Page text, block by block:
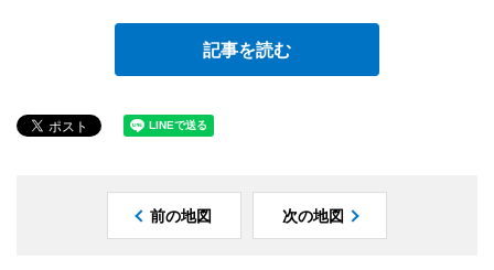
記事を読む
前の地図 次の地図